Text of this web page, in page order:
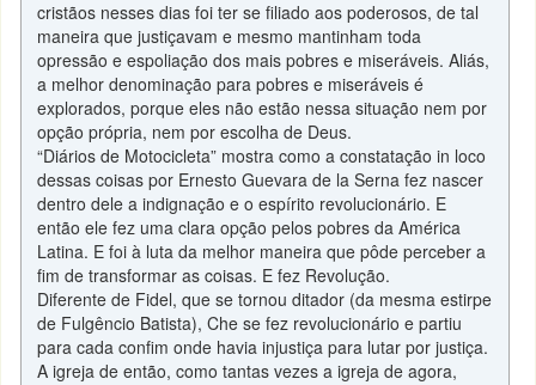
cristãos nesses dias foi ter se filiado aos poderosos, de tal
maneira que justiçavam e mesmo mantinham toda
opressão e espoliação dos mais pobres e miseráveis. Aliás,
a melhor denominação para pobres e miseráveis é
explorados, porque eles não estão nessa situação nem por
opção própria, nem por escolha de Deus.
“Diários de Motocicleta” mostra como a constatação in loco
dessas coisas por Ernesto Guevara de la Serna fez nascer
dentro dele a indignação e o espírito revolucionário. E
então ele fez uma clara opção pelos pobres da América
Latina. E foi à luta da melhor maneira que pôde perceber a
fim de transformar as coisas. E fez Revolução.
Diferente de Fidel, que se tornou ditador (da mesma estirpe
de Fulgêncio Batista), Che se fez revolucionário e partiu
para cada confim onde havia injustiça para lutar por justiça.
A igreja de então, como tantas vezes a igreja de agora,